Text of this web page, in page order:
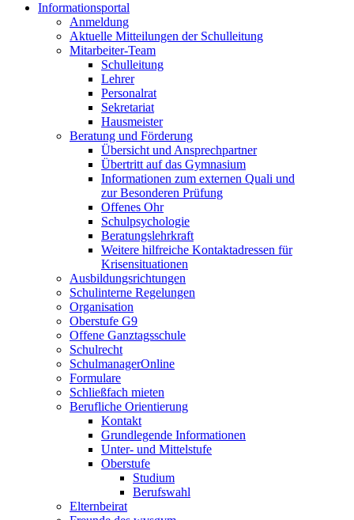
Informationsportal
Anmeldung
Aktuelle Mitteilungen der Schulleitung
Mitarbeiter-Team
Schulleitung
Lehrer
Personalrat
Sekretariat
Hausmeister
Beratung und Förderung
Übersicht und Ansprechpartner
Übertritt auf das Gymnasium
Informationen zum externen Quali und
zur Besonderen Prüfung
Offenes Ohr
Schulpsychologie
Beratungslehrkraft
Weitere hilfreiche Kontaktadressen für
Krisensituationen
Ausbildungsrichtungen
Schulinterne Regelungen
Organisation
Oberstufe G9
Offene Ganztagsschule
Schulrecht
SchulmanagerOnline
Formulare
Schließfach mieten
Berufliche Orientierung
Kontakt
Grundlegende Informationen
Unter- und Mittelstufe
Oberstufe
Studium
Berufswahl
Elternbeirat